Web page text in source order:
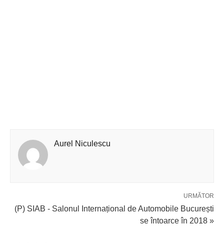
Aurel Niculescu
URMĂTOR
(P) SIAB - Salonul Internațional de Automobile București
se întoarce în 2018 »